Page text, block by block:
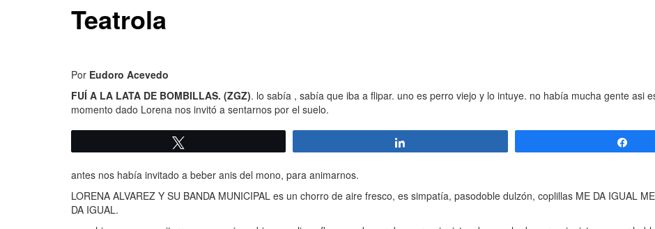
Teatrola
Por Eudoro Acevedo
FUÍ A LA LATA DE BOMBILLAS. (ZGZ). lo sabía , sabía que iba a flipar. uno es perro viejo y lo intuye. no había mucha gente asi
momento dado Lorena nos invitó a sentarnos por el suelo.
antes nos había invitado a beber anis del mono, para animarnos.
LORENA ALVAREZ Y SU BANDA MUNICIPAL es un chorro de aire fresco, es simpatía, pasodoble dulzón, coplillas ME DA IGUAL
DA IGUAL.